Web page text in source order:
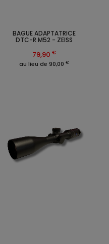
BAGUE ADAPTATRICE
DTC-R M52 - ZEISS
79,90 €
au lieu de 90,00 €